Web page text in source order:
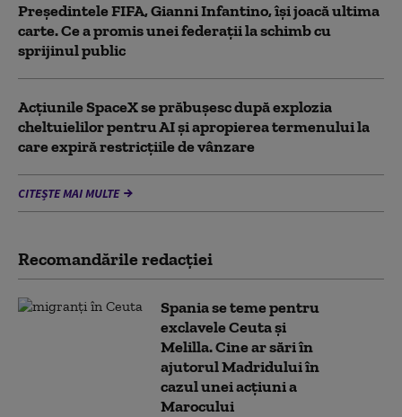
Președintele FIFA, Gianni Infantino, îşi joacă ultima
carte. Ce a promis unei federații la schimb cu
sprijinul public
Acţiunile SpaceX se prăbuşesc după explozia
cheltuielilor pentru AI şi apropierea termenului la
care expiră restricţiile de vânzare
CITEȘTE MAI MULTE
Recomandările redacţiei
Spania se teme pentru
exclavele Ceuta și
Melilla. Cine ar sări în
ajutorul Madridului în
cazul unei acțiuni a
Marocului